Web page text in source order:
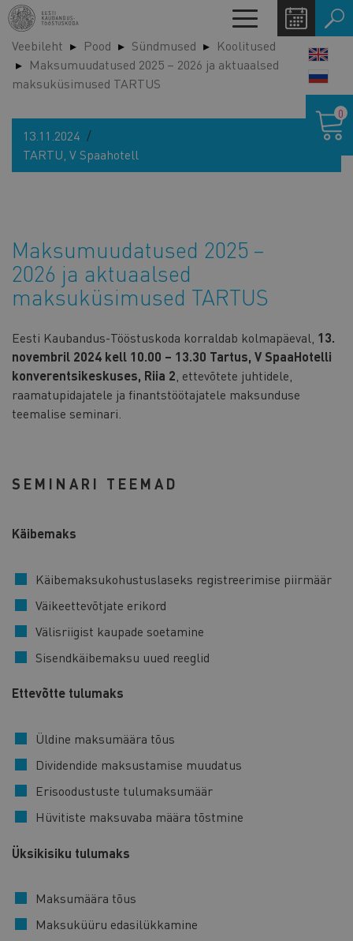
Liigu
edasi
põhisisu
juurde
Toggle
navigation
Veebileht Pood Sündmused
Koolitused
Maksumuudatused 2025 – 2026 ja aktuaalsed
maksuküsimused TARTUS
13.11.2024
TARTU, V Spaahotell
Maksumuudatused 2025 –
2026 ja aktuaalsed
maksuküsimused TARTUS
Eesti Kaubandus-Tööstuskoda korraldab kolmapäeval, 13.
novembril 2024 kell 10.00 – 13.30 Tartus, V SpaaHotelli
konverentsikeskuses, Riia 2 , ettevõtete juhtidele,
raamatupidajatele ja finantstöötajatele maksunduse
teemalise seminari.
SEMINARI TEEMAD
Käibemaks
Käibemaksukohustuslaseks registreerimise piirmäär
Väikeettevõtjate erikord
Välisriigist kaupade soetamine
Sisendkäibemaksu uued reeglid
Ettevõtte tulumaks
Üldine maksumäära tõus
Dividendide maksustamise muudatus
Erisoodustuste tulumaksumäär
Hüvitiste maksuvaba määra tõstmine
Üksikisiku tulumaks
Maksumäära tõus
Maksuküüru edasilükkamine
0